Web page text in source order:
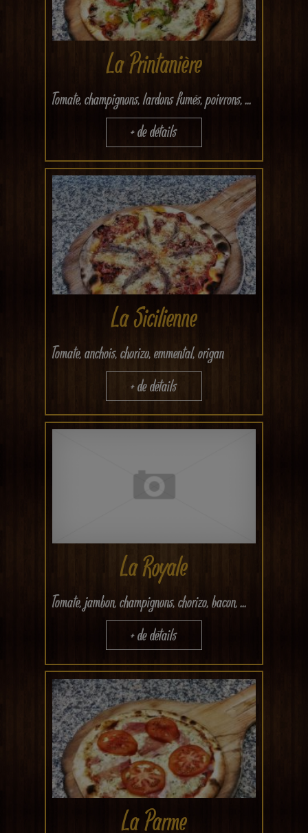
La Printanière
Tomate, champignons, lardons fumés, poivrons, ...
+ de détails
La Sicilienne
Tomate, anchois, chorizo, emmental, origan
+ de détails
La Royale
Tomate, jambon, champignons, chorizo, bacon, ...
+ de détails
La Parme